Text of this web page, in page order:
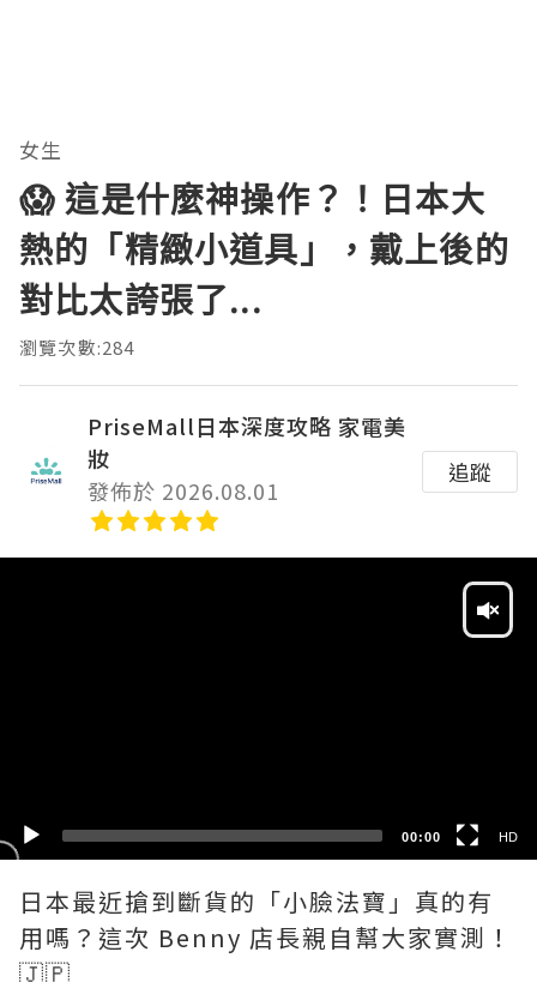
女生
😱 這是什麼神操作？！日本大
熱的「精緻小道具」，戴上後的
對比太誇張了...
瀏覽次數:284
PriseMall日本深度攻略 家電美
妝
發佈於 2026.08.01
追蹤
00:00 HD
日本最近搶到斷貨的「小臉法寶」真的有
用嗎？這次 Benny 店長親自幫大家實測！